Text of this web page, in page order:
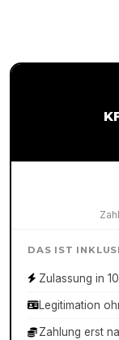
DAS IST
Zulassung in
Legitimation
Zahlung erst